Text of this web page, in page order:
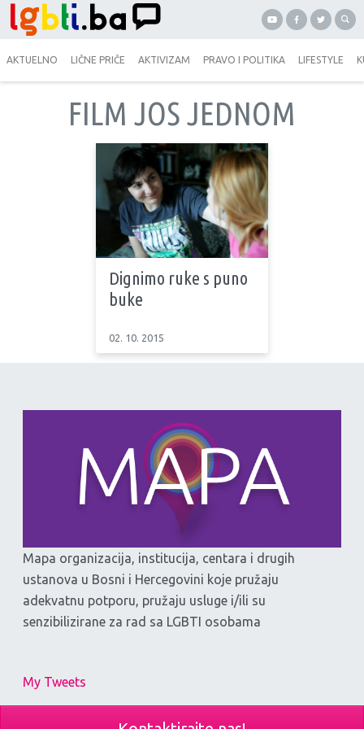
AKTUELNO LIČNE PRIČE AKTIVIZAM PRAVO I POLITIKA LIFESTYLE
FILM JOS JEDNOM
Dignimo ruke s puno
buke
02. 10. 2015
Mapa organizacija, institucija, centara i drugih
ustanova u Bosni i Hercegovini koje pružaju
adekvatnu potporu, pružaju usluge i/ili su
senzibilizirane za rad sa LGBTI osobama
My Tweets